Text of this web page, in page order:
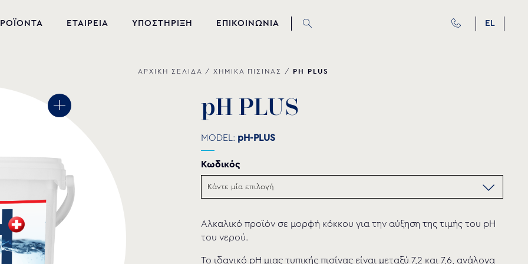
EL
ΕΞΟΠΛΙΣΜΟΣ ΠΙΣΙΝΑΣ
ΣΙΝΤΡΙΒΑΝΙ
PVC-U ΕΞΑΡΤΗΜΑΤΑ
ΑΝΤΛΙΕΣ ΥΔΑΤΩΝ
ΧΗΜΙΚΑ ΠΙΣΙΝΑΣ
ΕΤΑΙΡΕΙΑ ΥΠΟΣΤΗΡΙΞΗ ΕΠΙΚΟΙΝΩΝΙΑ
ΑΡΧΙΚΗ ΣΕΛΙΔΑ / ΧΗΜΙΚΑ ΠΙΣΙΝΑΣ / PH PLUS
pH PLUS
MODEL: pH-PLUS
Κωδικός
Αλκαλικό προϊόν σε μορφή κόκκου για την αύξηση της τιμής του pH
του νερού.
Το ιδανικό pH μιας τυπικής πισίνας είναι μεταξύ 7,2 και 7,6, ανάλογα